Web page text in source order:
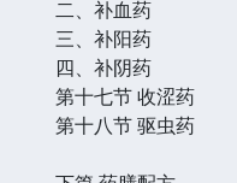
二、补血药
三、补阳药
四、补阴药
第十七节 收涩药
第十八节 驱虫药